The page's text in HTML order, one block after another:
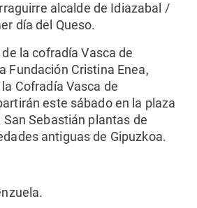
alcalde de Idiazabal /
día del Queso.
la cofradía Vasca de
Fundación Cristina Enea,
Cofradía Vasca de
este sábado en la plaza
San Sebastián plantas de
antiguas de Gipuzkoa.